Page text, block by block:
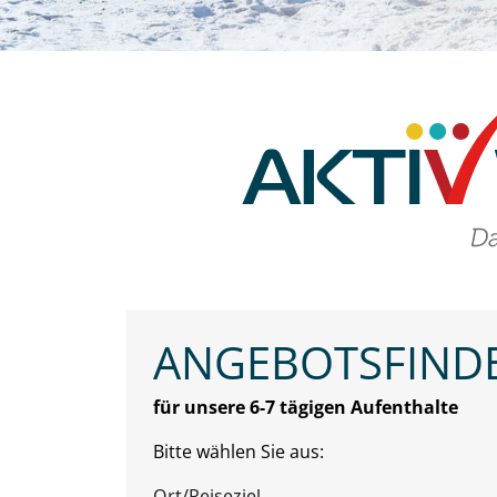
für unsere 6-7 tägigen Aufenthalte